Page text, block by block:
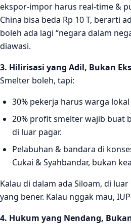
ekspor-impor harus real-time &
China bisa beda Rp 10 T, berarti
boleh ada lagi “negara dalam
diawasi.
3. Hilirisasi yang Adil, Bukan
Smelter boleh, tapi:
30% pekerja harus warga
20% profit smelter wajib buat
di luar pagar.
Pelabuhan & bandara di
Cukai & Syahbandar, bukan
Kalau di dalam ada Siloam, di
yang bener. Kalau nggak mau,
4. Hukum yang Nendang,